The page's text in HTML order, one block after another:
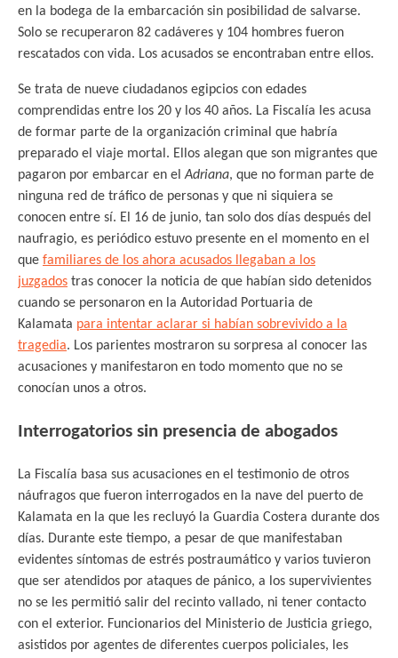
en la bodega de la embarcación sin posibilidad de salvarse.
Solo se recuperaron 82 cadáveres y 104 hombres fueron
rescatados con vida. Los acusados se encontraban entre ellos.
Se trata de nueve ciudadanos egipcios con edades
comprendidas entre los 20 y los 40 años. La Fiscalía les acusa
de formar parte de la organización criminal que habría
preparado el viaje mortal. Ellos alegan que son migrantes que
pagaron por embarcar en elAdriana, que no forman parte de
ninguna red de tráfico de personas y que ni siquiera se
conocen entre sí. El 16 de junio, tan solo dos días después del
naufragio, es periódico estuvo presente en el momento en el
que familiares de los ahora acusados llegaban a los
juzgados tras conocer la noticia de que habían sido detenidos
cuando se personaron en la Autoridad Portuaria de
Kalamata para intentar aclarar si habían sobrevivido a la
tragedia. Los parientes mostraron su sorpresa al conocer las
acusaciones y manifestaron en todo momento que no se
conocían unos a otros.
Interrogatorios sin presencia de abogados
La Fiscalía basa sus acusaciones en el testimonio de otros
náufragos que fueron interrogados en la nave del puerto de
Kalamata en la que les recluyó la Guardia Costera durante dos
días. Durante este tiempo, a pesar de que manifestaban
evidentes síntomas de estrés postraumático y varios tuvieron
que ser atendidos por ataques de pánico, a los supervivientes
no se les permitió salir del recinto vallado, ni tener contacto
con el exterior. Funcionarios del Ministerio de Justicia griego,
asistidos por agentes de diferentes cuerpos policiales, les